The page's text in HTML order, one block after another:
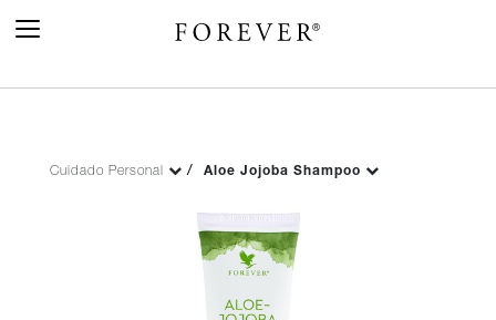
Toggle
Cuidado Personal Aloe Jojoba Shampoo